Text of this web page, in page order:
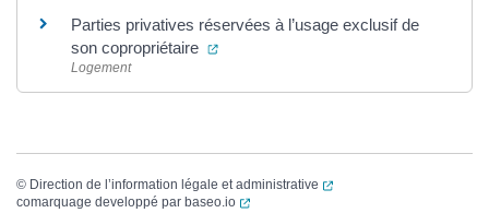
Parties privatives réservées à l’usage exclusif de
son copropriétaire
(ouverture dans un nouvel onglet)
Logement
© Direction de l’information légale et administrative
(ouverture dans un
comarquage developpé par baseo.io (ouverture dans un nouvel onglet)